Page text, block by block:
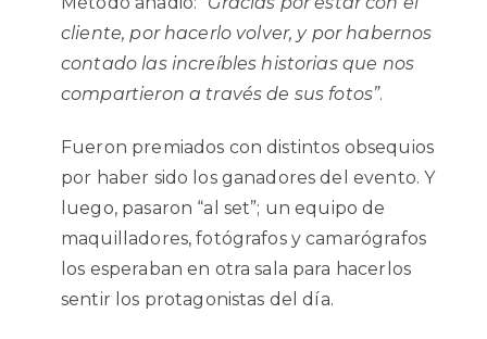
cliente, por hacerlo volver, y por habernos
contado las increíbles historias que nos
compartieron a través de sus fotos”.
Fueron premiados con distintos obsequios
por haber sido los ganadores del evento. Y
luego, pasaron “al set”; un equipo de
maquilladores, fotógrafos y camarógrafos
los esperaban en otra sala para hacerlos
sentir los protagonistas del día.